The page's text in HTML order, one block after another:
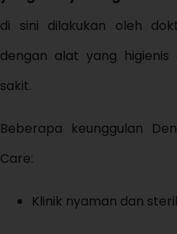
di sini dilakukan oleh
dengan alat yang
sakit.
Beberapa keunggulan
Care:
Klinik nyaman dan steril